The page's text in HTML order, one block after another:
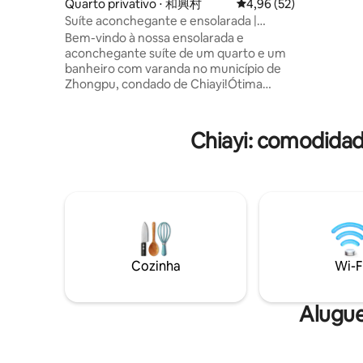
Quarto privativo ⋅ 和興村 4,96 de uma avaliação
4,96 (52)
Suíte aconchegante e ensolarada |
Relaxamento + um bom lugar para
relaxar
Bem-vindo à nossa ensolarada e
aconchegante suíte de um quarto e um
banheiro com varanda no município de
Zhongpu, condado de Chiayi!Ótima
de carro da Rodovia Alishan, ótima
parada para Alishan, conveniente para
natureza e longe da agitação - 5 minutos
de carro para Chiayi City, 2 minutos para
o McDonald 's, conveniente para a vida
diária - O animado bairro comercial de
lojas e restaurantes - O Mercado
Yunlin
Ancient
Road
carro. 4.
Binhai
rolo/
50-70
Chiayi:
Cozinha Wi-